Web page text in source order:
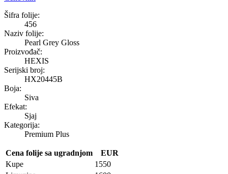
Pearl Grey Gloss
Šifra folije:
456
Naziv folije:
Pearl Grey Gloss
Proizvođač:
HEXIS
Serijski broj:
HX20445B
Boja:
Siva
Efekat:
Sjaj
Kategorija:
Premium Plus
Cena folije sa ugradnjom
EUR
Kupe
1550